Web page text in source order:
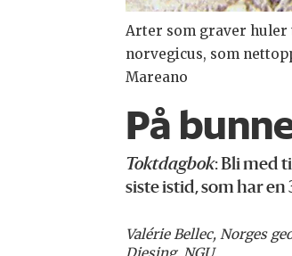
Arter som graver huler
norvegicus, som
Mareano
På
Toktdagbok: Bli med
siste istid, som har
Valérie Bellec, Norges